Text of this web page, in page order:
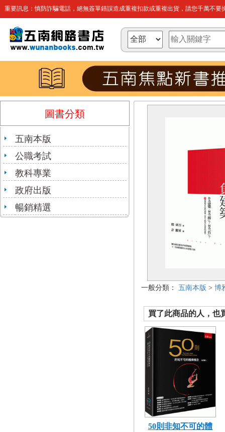
重要訊息：慎防詐騙電話，絕無簽單錯誤造成重複扣款或重複出貨，請您千萬不要
圖書分類
五南本版
公職考試
教科專業
政府出版
暢銷精選
一般分類： 五南本版 > 博
買了此商品的人，也
50則非知不可的體